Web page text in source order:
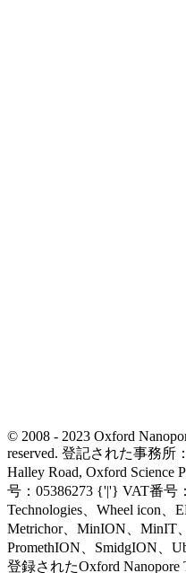
© 2008 - 2023 Oxford
reserved. 登記された事務所
Halley Road, Oxford
号：05386273 {'|'} VAT番号
Technologies、Wheel icon、
Metrichor、MinION、MinIT
PromethION、SmidgION、
登録されたOxford Nanopore